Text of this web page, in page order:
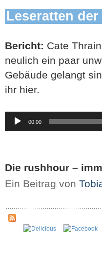
Leseratten
Bericht: Cate
neulich ein paar
Gebäude gelangt
ihr hier.
Audio-
Player
00:00
Die rushhour –
Ein Beitrag von